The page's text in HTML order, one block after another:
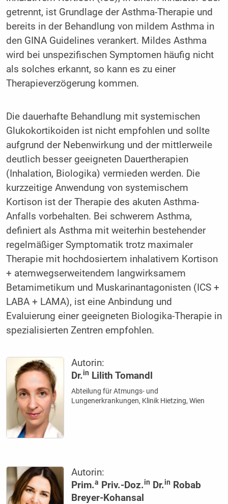
getrennt, ist Grundlage der Asthma-Therapie und
bereits in der Behandlung von mildem Asthma in
den GINA Guidelines verankert. Mildes Asthma
wird bei unspezifischen Symptomen häufig nicht
als solches erkannt, so kann es zu einer
Therapieverzögerung kommen.
Die dauerhafte Behandlung mit systemischen
Glukokortikoiden ist nicht empfohlen und sollte
aufgrund der Nebenwirkung und der mittlerweile
deutlich besser geeigneten Dauertherapien
(Inhalation, Biologika) vermieden werden. Die
kurzzeitige Anwendung von systemischem
Kortison ist der Therapie des akuten Asthma-
Anfalls vorbehalten. Bei schwerem Asthma,
definiert als Asthma mit weiterhin bestehender
regelmäßiger Symptomatik trotz maximaler
Therapie mit hochdosiertem inhalativem Kortison
+ atemwegserweitendem langwirksamem
Betamimetikum und Muskarinantagonisten (ICS +
LABA + LAMA), ist eine Anbindung und
Evaluierung einer geeigneten Biologika-Therapie in
spezialisierten Zentren empfohlen.
Autorin:
Dr.in Lilith Tomandl
Abteilung für Atmungs- und
Lungenerkrankungen, Klinik Hietzing, Wien
Autorin:
Prim.a Priv.-Doz.in Dr.in Robab
Breyer-Kohansal